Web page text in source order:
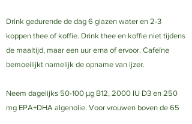
Drink gedurende de dag 6 glazen water en 2-3
koppen thee of koffie. Drink thee en koffie niet tijdens
de maaltijd, maar een uur erna of ervoor. Cafeïne
bemoeilijkt namelijk de opname van ijzer.
Neem dagelijks 50-100 μg B12, 2000 IU D3 en 250
mg EPA+DHA algenolie. Voor vrouwen boven de 65